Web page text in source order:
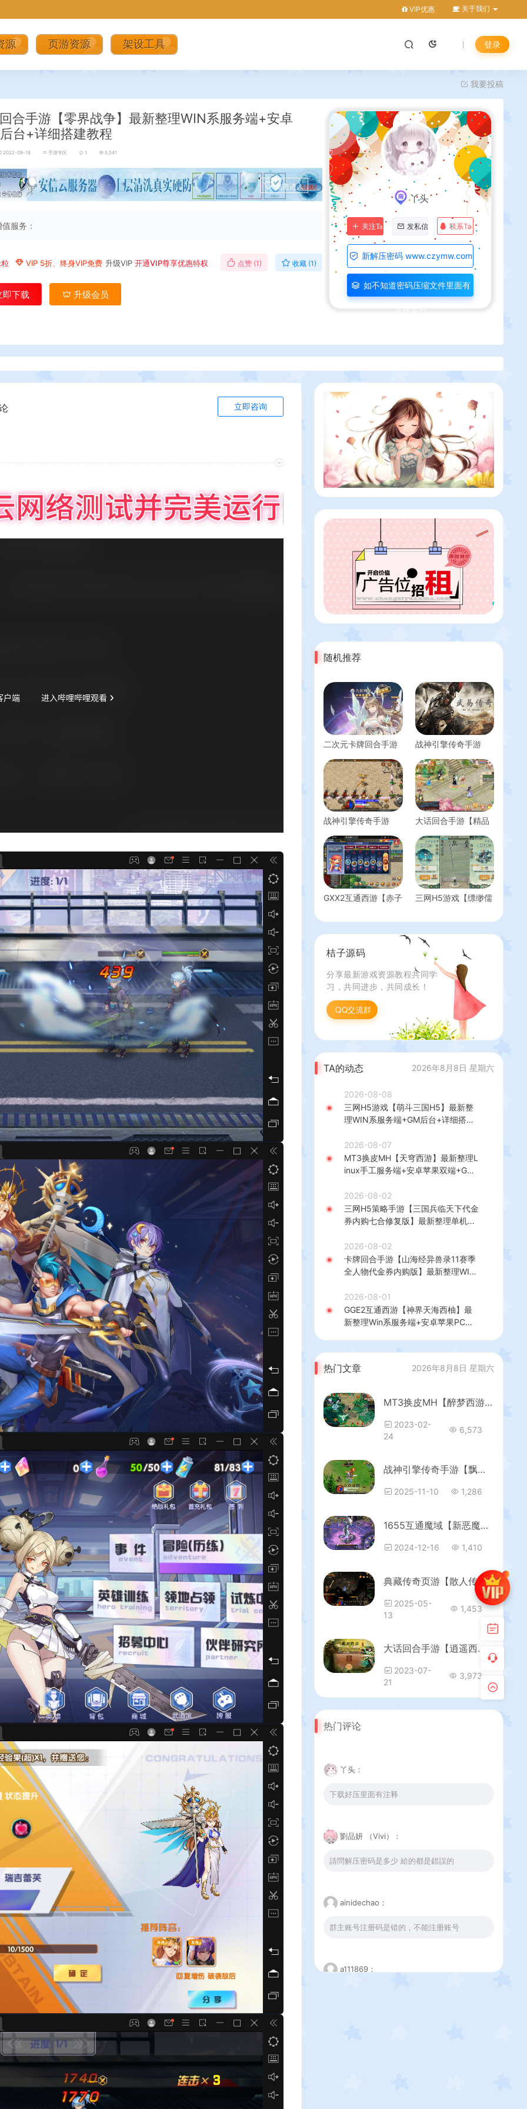
VIP优惠 关于我们
源 页游资源 架设工具 登录
我要投稿
合手游【零界战争】最新整理WIN系服务端+安卓
台+详细搭建教程
2022-09-18 手游专区 1 5,541
点击进入
值服务：
VIP 5折、终身VIP免费 升级VIP 开通VIP尊享优惠特权 点赞 (1) 收藏 (1)
即下载 升级会员
丫头
关注Ta 发私信 联系Ta
新解压密码 www.czymw.com
如不知道密码压缩文件里面有
立即咨询
随机推荐
二次元卡牌回合手游
1888级九彩神女优化
免热更版】最新整理
Linux手工服务端+安
卓+GM后台+详细搭
建教程+视频教程
战神引擎传奇手游
白猪3】最新整理Win
系服务端+安卓苹果
双端+GM授权后台
+详细搭建教程
战神引擎传奇手游
最新整理WIN系特色
服务端+安卓苹果双
端+GM授权物品后台
+详细搭建教程
大话回合手游【精品
游】最新整理独家
Win系一键服务端+总
后台+安卓苹果双端
+详细搭建教程
GXX2互通西游【赤子
能版】最新整理单机
一键端+Win系服务端
套源码+详细搭建教
程+视频教程
三网H5游戏【缥缈儒
理单机一键即玩镜像
端+Linux手工服务端
+CDK授权后台+简易
安卓客户端+详细搭
建教程+视频教程
桔子源码
分享最新游戏资源教程共同学
习，共同进步，共同成长！
QQ交流群
TA的动态 2026年8月8日 星期六
2026-08-08
三网H5游戏【萌斗三国H5】最新整
理WIN系服务端+GM后台+详细搭建
2026-08-07
MT3换皮MH【天穹西游】最新整理L
inux手工服务端+安卓苹果双端+GM
教程
2026-08-02
三网H5策略手游【三国兵临天下代金
券内购七合修复版】最新整理单机一
理后台+GM授权后台+简易安卓客户
端+详细搭建教程+视频教程
2026-08-02
卡牌回合手游【山海经异兽录11赛季
全人物代金券内购版】最新整理WIN
+热更修改工具+安卓+详细搭建教程
2026-08-01
GGE2互通西游【神界天海西柚】最
新整理Win系服务端+安卓苹果PC三
热门文章 2026年8月8日 星期六
MT3换皮MH【醉梦西游】最新整理Linux手工服务端+安卓苹果双端+GM后台+详细搭建教程+全套源码
2023-02-
24
6,573
战神引擎传奇手游【飘逸时空2025[白猪3.1]】最新整理Win系特色服务端+安卓苹果双端+GM授权后台+详细搭建教程
2025-11-10 1,286
1655互通魔域【新恶魔城第二季】最新整理单机一键即玩镜像端+Win系半手工服务端+本地验证+本地注册+全套工具+详细搭建教程
2024-12-16 1,410
典藏传奇页游【散人传说-烈焰焚天-烈火屠龙】最新整理Win系服务端+详细搭建教程+货币修改教程
2025-05-
13
1,453
大话回合手游【逍遥西游之紫禁西游】最新整理Linux手工服务端+安卓苹果双端+GM后台+详细搭建教程
2023-07-
21
3,973
热门评论
丫头：
下载好压里面有注释
劉品妍 （Vivi）：
請問解压密码是多少 給的都是錯誤的
ainidechao：
群主账号注册码是错的，不能注册账号
a111869：